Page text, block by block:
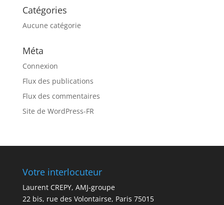
Catégories
Aucune catégorie
Méta
Connexion
Flux des publications
Flux des commentaires
Site de WordPress-FR
Votre interlocuteur
Laurent CREPY, AMJ-groupe
22 bis, rue des Volontairse, Paris 75015